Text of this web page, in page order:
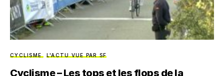
CYCLISME L'ACTU VUE PAR SF
Cyclisme – Les tops et les flops de la